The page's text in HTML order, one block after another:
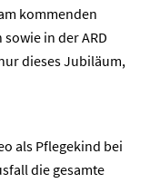
kommenden
in der ARD
dieses Jubiläum,
als Pflegekind bei
die gesamte